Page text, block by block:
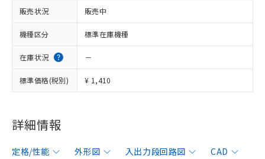
販売状況 販売中
機種区分 標準在庫機種
在庫状況 －
標準価格(税別) ¥ 1,410
詳細情報
定格/性能 外形図 入出力段回路図
CAD